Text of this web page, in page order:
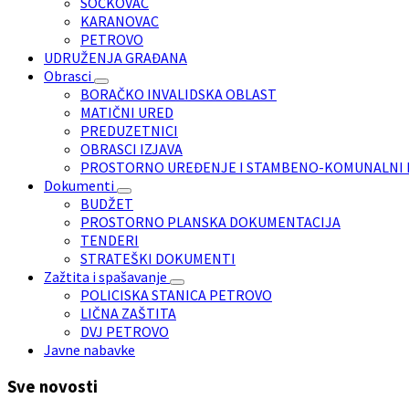
KARANOVAC
PETROVO
UDRUŽENJA GRAĐANA
Obrasci
BORAČKO INVALIDSKA OBLAST
MATIČNI URED
PREDUZETNICI
OBRASCI IZJAVA
PROSTORNO UREĐENJE I STAMBENO-KOMUNALNI
Dokumenti
BUDŽET
PROSTORNO PLANSKA DOKUMENTACIJA
TENDERI
STRATEŠKI DOKUMENTI
Zažtita i spašavanje
POLICISKA STANICA PETROVO
LIČNA ZAŠTITA
DVJ PETROVO
Javne nabavke
Sve novosti